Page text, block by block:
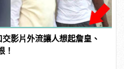
影片外流讓人想起詹皇、
！